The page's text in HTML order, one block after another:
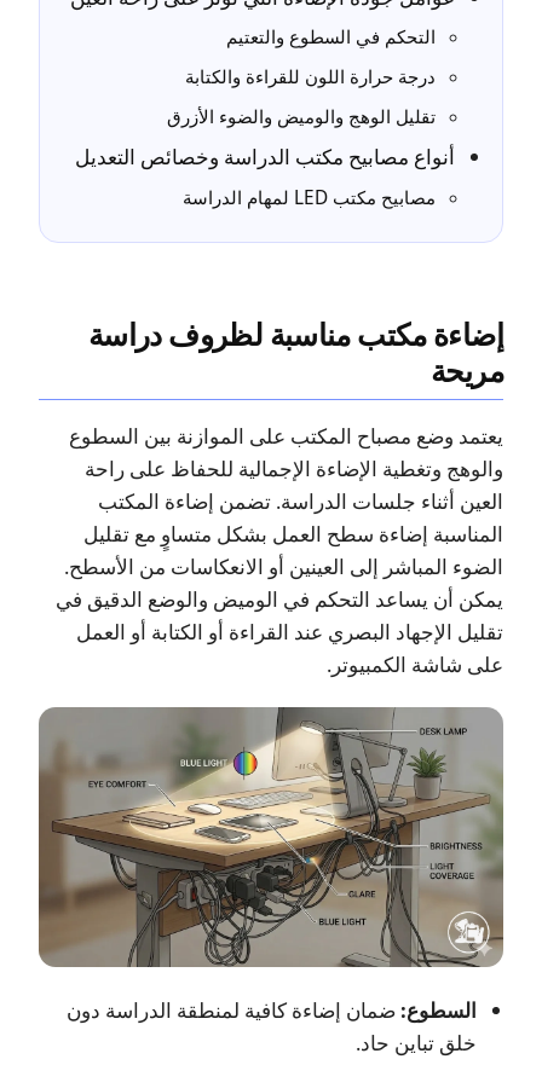
التحكم في السطوع والتعتيم
درجة حرارة اللون للقراءة والكتابة
تقليل الوهج والوميض والضوء الأزرق
أنواع مصابيح مكتب الدراسة وخصائص التعديل
مصابيح مكتب LED لمهام الدراسة
إضاءة مكتب مناسبة لظروف دراسة
مريحة
يعتمد وضع مصباح المكتب على الموازنة بين السطوع
والوهج وتغطية الإضاءة الإجمالية للحفاظ على راحة
العين أثناء جلسات الدراسة. تضمن إضاءة المكتب
المناسبة إضاءة سطح العمل بشكل متساوٍ مع تقليل
الضوء المباشر إلى العينين أو الانعكاسات من الأسطح.
يمكن أن يساعد التحكم في الوميض والوضع الدقيق في
تقليل الإجهاد البصري عند القراءة أو الكتابة أو العمل
على شاشة الكمبيوتر.
السطوع: ضمان إضاءة كافية لمنطقة الدراسة دون
خلق تباين حاد.